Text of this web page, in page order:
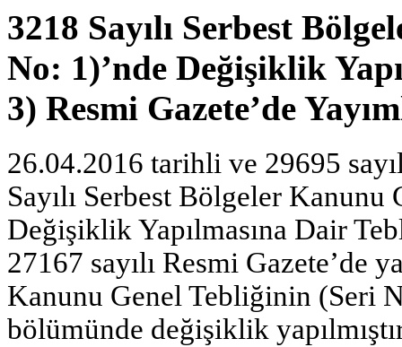
3218 Sayılı Serbest
No: 1)’nde Değişiklik
3) Resmi Gazete’de
26.04.2016 tarihli ve 29695
Sayılı Serbest Bölgeler
Değişiklik Yapılmasına Dair
27167 sayılı Resmi Gazete’de
Kanunu Genel Tebliğinin (Seri
bölümünde değişiklik